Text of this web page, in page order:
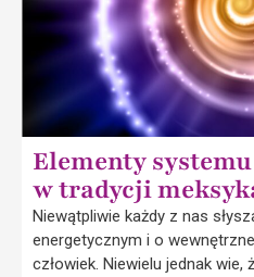
Elementy
w tradycji
Niewątpliwie każdy z nas
energetycznym i o
człowiek. Niewielu jednak